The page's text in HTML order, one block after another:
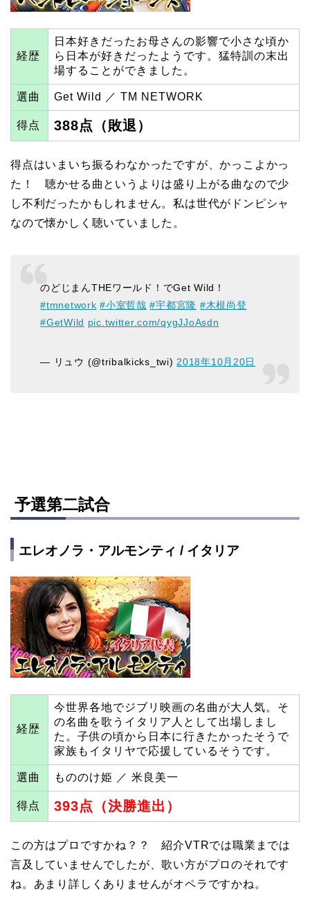
経歴
日本好きだったお母さんの影響で小さな頃か
ら日本が好きだったようです。猛特訓の末出
場することができました。
選曲 Get Wild ／ TM NETWORK
得点 388点（敗退）
得点はいまいち振るわなかったですが、かっこよかっ
た！ 聴かせる曲というよりは盛り上がる曲なので少
し不利だったかもしれません。私は世代がドンピシャ
なので懐かしく聴いていました。
のどじまんTHEワールド！でGet Wild！
#tmnetwork #小室哲哉 #宇都宮隆 #木根尚登
#GetWild pic.twitter.com/qygJJoAsdn
— リュウ (@tribalkicks_twi) 2018年10月20日
予選第二試合
エレオノラ・アルモンティ / イタリア
経歴
今世界各地でジブリ映画の名曲が大人気。そ
の名曲を歌うイタリア人として出場しまし
た。子供の頃から日本に行きたかったそうで
家族もイタリヤで応援しているそうです。
選曲 もののけ姫 ／ 米良美一
得点 393点（決勝進出）
この方はプロですかね？？ 紹介VTRでは職業までは
言及していませんでしたが、歌い方がプロのそれです
ね。あまり詳しくありませんがオペラですかね。